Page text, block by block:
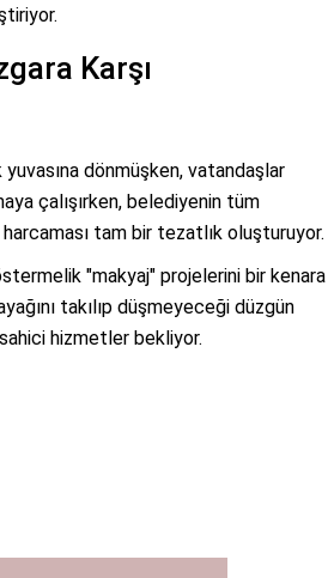
Karşı
dönmüşken, vatandaşlar
çalışırken, belediyenin tüm
tam bir tezatlık oluşturuyor.
"makyaj" projelerini bir kenara
takılıp düşmeyeceği düzgün
hizmetler bekliyor.